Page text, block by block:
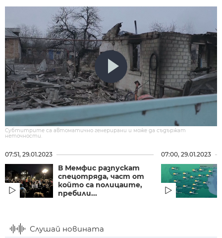
Субтитрите са автоматично генерирани и може да съдържат
неточности.
07:51, 29.01.2023
В Мемфис разпускат
спецотряда, част от
който са полицаите,
пребили...
07:00, 29.01.2023
Слушай новината